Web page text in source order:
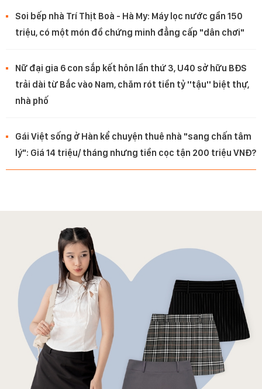
Soi bếp nhà Trí Thịt Boà - Hà My: Máy lọc nước gần 150
triệu, có một món đồ chứng minh đẳng cấp "dân chơi"
Nữ đại gia 6 con sắp kết hôn lần thứ 3, U40 sở hữu BĐS
trải dài từ Bắc vào Nam, chăm rót tiền tỷ ''tậu'' biệt thự,
nhà phố
Gái Việt sống ở Hàn kể chuyện thuê nhà "sang chấn tâm
lý": Giá 14 triệu/ tháng nhưng tiền cọc tận 200 triệu VNĐ?